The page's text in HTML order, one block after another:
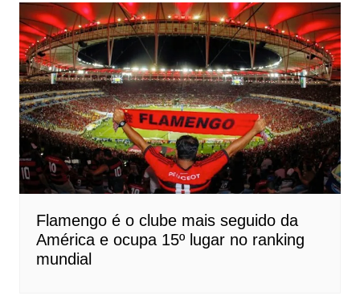
Flamengo é o clube mais seguido da
América e ocupa 15º lugar no ranking
mundial